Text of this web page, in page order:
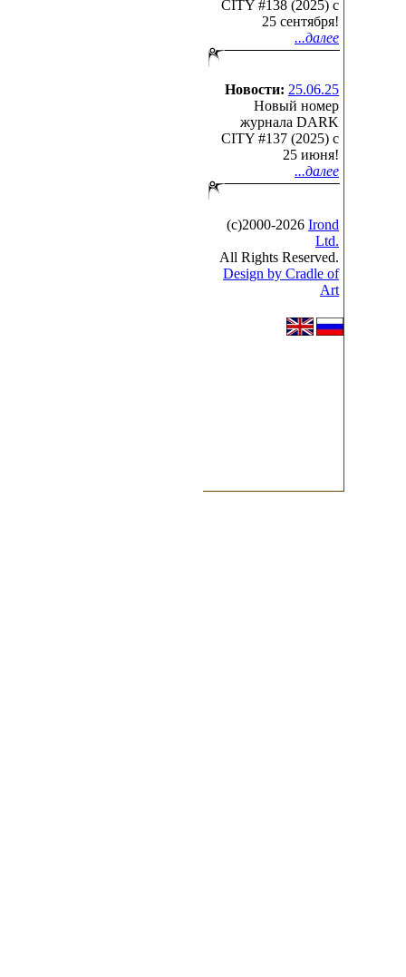
FORMAT: CD
RELEASE: Sept 5th, 2001.
INFO: Sorry!
SELLING POITS:
CONTACTS:
LABEL (IROND Records Ltd.):
"Irond", Korukhin Andrew,
Tel./Fax: + 007 (095) 217-
Web: http://irond.narod.ru
BAND (THE DEMONS):
CITY #138 (2025) c
25 сентября!
...далее
Новости: 25.06.25
Новый номер
журнала DARK
CITY #137 (2025) c
25 июня!
...далее
(с)2000-2026 Irond
Ltd.
All Rights Reserved.
Design by Cradle of
Art